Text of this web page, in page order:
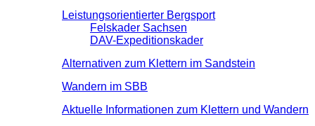
Leistungsorientierter Bergsport
Felskader Sachsen
DAV-Expeditionskader
Alternativen zum Klettern im Sandstein
Wandern im SBB
Aktuelle Informationen zum Klettern und Wandern